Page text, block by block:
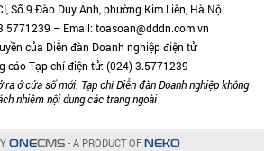
Số 9 Đào Duy Anh, phường Kim Liên, Hà Nội
– Email: toasoan@dddn.com.vn
của Diễn đàn Doanh nghiệp điện tử
cáo Tạp chí điện tử: (024) 3.5771239
ở cửa sổ mới. Tạp chí Diễn đàn Doanh nghiệp không
nhiệm nội dung các trang ngoài
ONECMS- A PRODUCT OF NEKO